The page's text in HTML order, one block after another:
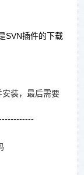
SVN插件的下载
装，最后需要